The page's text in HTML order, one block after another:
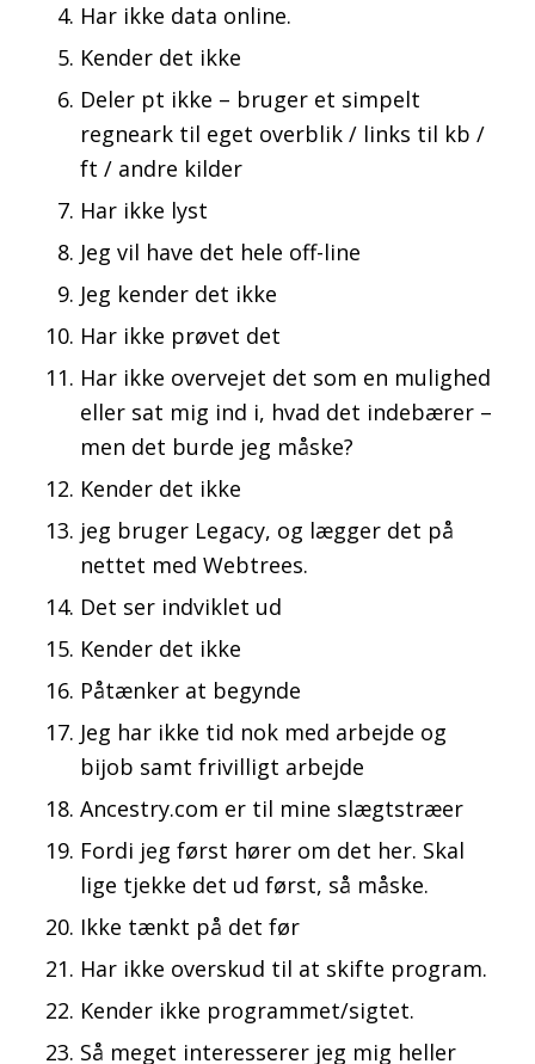
Har ikke data online.
Kender det ikke
Deler pt ikke – bruger et simpelt
regneark til eget overblik / links til kb /
ft / andre kilder
Har ikke lyst
Jeg vil have det hele off-line
Jeg kender det ikke
Har ikke prøvet det
Har ikke overvejet det som en mulighed
eller sat mig ind i, hvad det indebærer –
men det burde jeg måske?
Kender det ikke
jeg bruger Legacy, og lægger det på
nettet med Webtrees.
Det ser indviklet ud
Kender det ikke
Påtænker at begynde
Jeg har ikke tid nok med arbejde og
bijob samt frivilligt arbejde
Ancestry.com er til mine slægtstræer
Fordi jeg først hører om det her. Skal
lige tjekke det ud først, så måske.
Ikke tænkt på det før
Har ikke overskud til at skifte program.
Kender ikke programmet/sigtet.
Så meget interesserer jeg mig heller